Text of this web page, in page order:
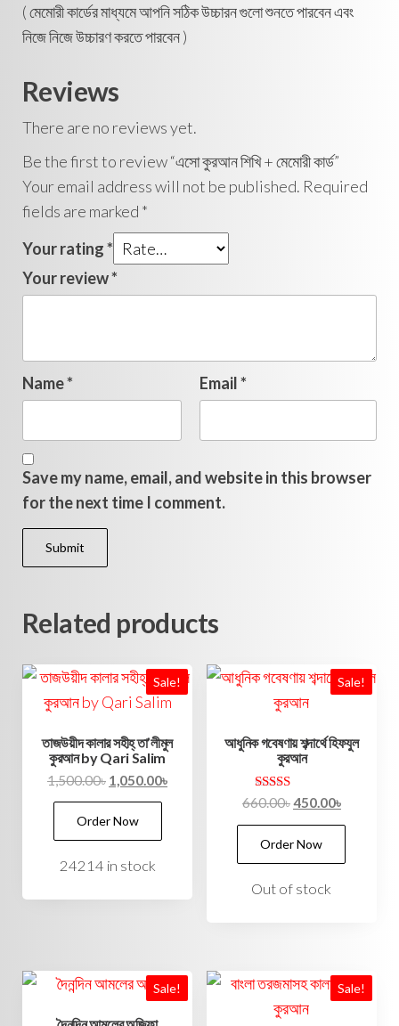
( মেমোরী কার্ডের মাধ্যমে আপনি সঠিক উচ্চারন গুলো শুনতে পারবেন এবং
নিজে নিজে উচ্চারণ করতে পারবেন )
Reviews
There are no reviews yet.
Be the first to review “এসো কুরআন শিখি + মেমোরী কার্ড”
Your email address will not be published. Required
fields are marked *
Your rating*
Your review*
Name* Email*
Save my name, email, and website in this browser
for the next time I comment.
Related products
Sale!
তাজউয়ীদ কালার সহীহ্ তা’লীমুল
কুরআন by Qari Salim
1,500.00৳ 1,050.00৳
Order Now
24214 in stock
Sale!
আধুনিক গবেষণায় শব্দার্থে হিফযুল
কুরআন
Rated
5.00
out of 5
660.00৳450.00৳
Order Now
Out of stock
Sale! Sale!